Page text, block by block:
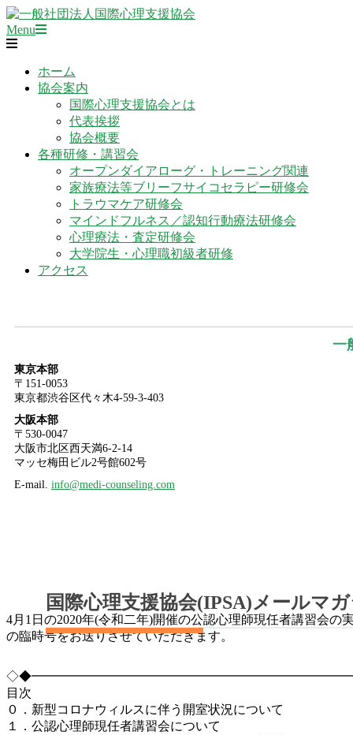
Skip
to
content
一
般
Primary
Navigation
Menu
ホーム
協会案内
国際心理支援協会とは
代表挨拶
協会概要
各種研修・講習会
オープンダイアローグ・トレーニング関連
家族療法等ブリーフサイコセラピー研修会
トラウマケア研修会
マインドフルネス／認知行動療法研修会
心理療法・査定研修会
大学院生・心理職初級者研修
アクセス
一
東京本部
〒151-0053
東京都渋谷区代々木4-59-3-403
大阪本部
〒530-0047
大阪市北区西天満6-2-14
マッセ梅田ビル2号館602号
E-mail. info@medi-counseling.com
国際心理支援協会(IPSA)メールマ
4月1日の2020年(令和二年)開催の公認心理師現任者講習会
の臨時号をお送りさせていただきます。
目次
０．新型コロナウィルスに伴う開室状況について
１．公認心理師現任者講習会について